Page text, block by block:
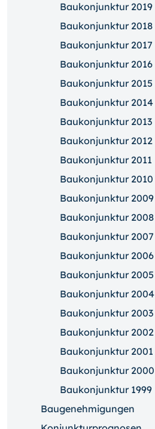
Baukonjunktur 2019
Baukonjunktur 2018
Baukonjunktur 2017
Baukonjunktur 2016
Baukonjunktur 2015
Baukonjunktur 2014
Baukonjunktur 2013
Baukonjunktur 2012
Baukonjunktur 2011
Baukonjunktur 2010
Baukonjunktur 2009
Baukonjunktur 2008
Baukonjunktur 2007
Baukonjunktur 2006
Baukonjunktur 2005
Baukonjunktur 2004
Baukonjunktur 2003
Baukonjunktur 2002
Baukonjunktur 2001
Baukonjunktur 2000
Baukonjunktur 1999
Baugenehmigungen